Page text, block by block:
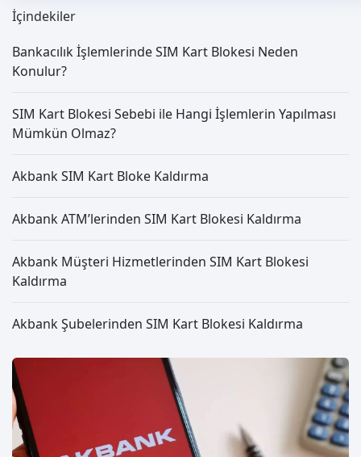
İçindekiler
Bankacılık İşlemlerinde SIM Kart Blokesi Neden
Konulur?
SIM Kart Blokesi Sebebi ile Hangi İşlemlerin Yapılması
Mümkün Olmaz?
Akbank SIM Kart Bloke Kaldırma
Akbank ATM’lerinden SIM Kart Blokesi Kaldırma
Akbank Müşteri Hizmetlerinden SIM Kart Blokesi
Kaldırma
Akbank Şubelerinden SIM Kart Blokesi Kaldırma